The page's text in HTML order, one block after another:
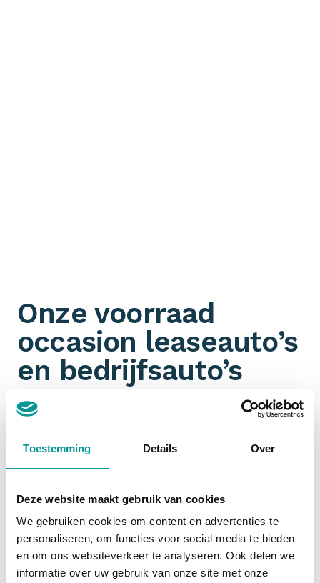
Toestemming Details Over
Deze website maakt gebruik van cookies
We gebruiken cookies om content en advertenties te
personaliseren, om functies voor social media te bieden
en om ons websiteverkeer te analyseren. Ook delen we
informatie over uw gebruik van onze site met onze
Onze voorraad
occasion leaseauto’s
en bedrijfsauto’s
Omdat wij aangesloten zijn bij talloze
partners
hebben wij een ongeëvenaarde voorraad aan jonge
ook nog eens gemakkelijk op
start dus bij De Lease Financier!
Financial lease occasion
Zakelijk een occasionfinancial leasen is slim. De